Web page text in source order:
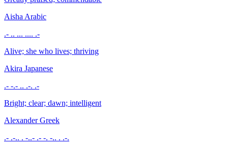
Aisha Arabic
.- .. ... .... .-
Alive; she who lives; thriving
Akira Japanese
.- -.- .. .-. .-
Bright; clear; dawn; intelligent
AlexanderGreek
.- .-.. . -..- .- -. -.. . .-.